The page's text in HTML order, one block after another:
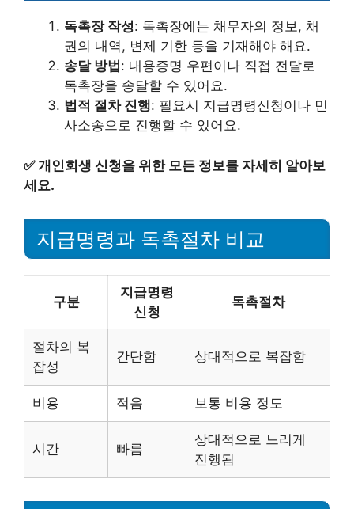
독촉장 작성: 독촉장에는 채무자의 정보, 채
권의 내역, 변제 기한 등을 기재해야 해요.
송달 방법 : 내용증명 우편이나 직접 전달로
독촉장을 송달할 수 있어요.
법적 절차 진행: 필요시 지급명령신청이나 민
사소송으로 진행할 수 있어요.
✅개인회생 신청을 위한 모든 정보를 자세히 알아보
세요.
지급명령과 독촉절차 비교
구분
지급명령
신청
독촉절차
절차의 복
잡성
간단함 상대적으로 복잡함
비용 적음 보통 비용 정도
시간 빠름
상대적으로 느리게
진행됨